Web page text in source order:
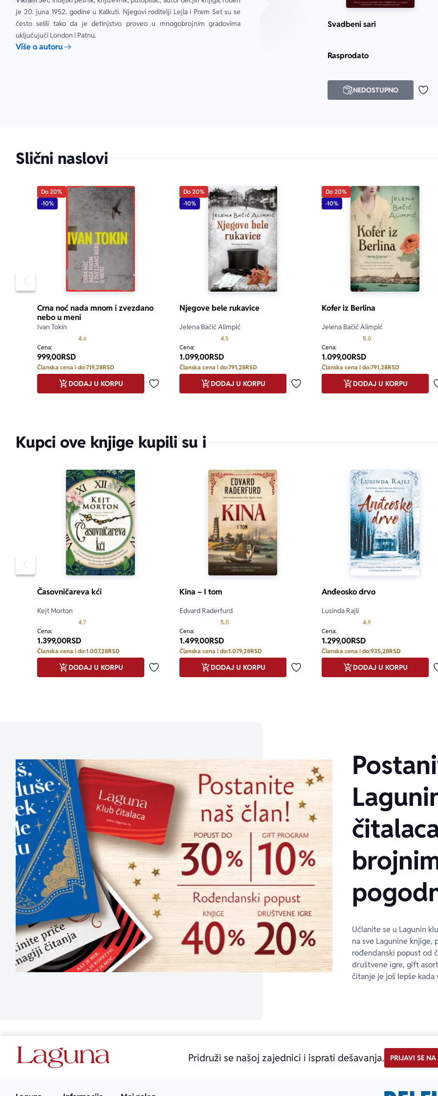
stotine ljudi osvetljenih briljantnom, toplom lucidnošću Vikrama Seta…
veliki romani devetnaestog veka,
obimu tako i po dubini… Velika, veličanstvena knjiga.“
je 20. juna 1952. godine u Kalkuti. Njegovi roditelji Lejla i Prem Set su se
često selili tako da je detinjstvo proveo u mnogobrojnim gradovima
uključujući London i Patnu.
Više o autoru
Svadbeni sari
Rasprodato
NEDOSTUPNO
Slični naslovi
Pomeranje sadržaja slajdera u levo
Do 20%
-10%
Crna noć nada mnom i zvezdano
nebo u meni
Ivan Tokin
4.6Prosecna ocena je 4.6 od 5
Cena:
999,00RSD
Članska cena i do:719,28RSD
Dodaj u omiljene
DODAJ U KORPU
Do 20%
-10%
Njegove bele rukavice
Jelena Bačić Alimpić
4.5Prosecna ocena je 4.5 od 5
Cena:
1.099,00RSD
Članska cena i do:791,28RSD
Dodaj u omiljene
DODAJ U KORPU
Do 20%
-10%
Kofer iz Berlina
Jelena Bačić Alimpić
5.0
Cena:
1.099,00RSD
Članska cena i do:791,28RSD
DODAJ U KORPU
Kupci ove knjige kupili su i
Pomeranje sadržaja slajdera u levo
Časovničareva kći
Kejt Morton
4.7Prosecna ocena je 4.7 od 5
Cena:
1.399,00RSD
Članska cena i do:1.007,28RSD
Dodaj u omiljene
DODAJ U KORPU
Kina – I tom
Edvard Raderfurd
5.0
Cena:
1.499,00RSD
Članska cena i do:1.079,28RSD
Dodaj u omiljene
DODAJ U KORPU
Anđeosko drvo
Lusinda Rajli
4.9Prosecna ocena je 4.9 od
Cena:
1.299,00RSD
Članska cena i do:935,28RSD
DODAJ U KORPU
Učlanite se u Lagunin
na sve Lagunine knjige,
rođendanski popust od
društvene igre, gift
čitanje je još lepše kada
Pridruži se našoj zajednici i isprati dešavanja. PRIJAVI SE NA